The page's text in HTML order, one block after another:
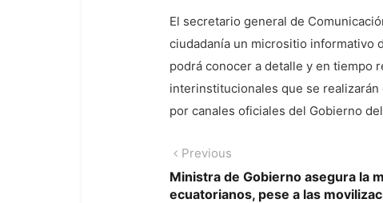
El secretario general de
ciudadanía un micrositio informativo
podrá conocer a detalle y en tiempo
interinstitucionales que se realizarán
por canales oficiales del Gobierno
Navegación
de
Previous
post:
Ministra de Gobierno asegura la
ecuatorianos, pese a las